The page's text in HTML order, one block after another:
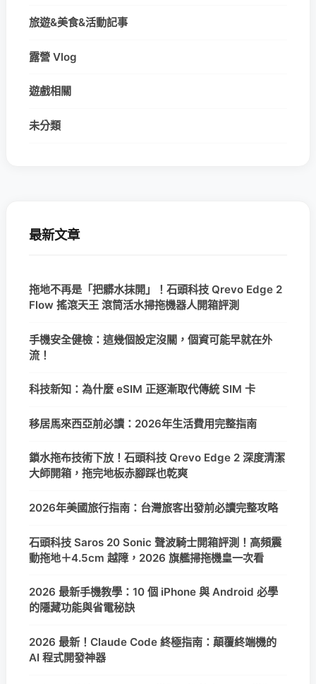
旅遊&美食&活動記事
露營 Vlog
遊戲相關
未分類
最新文章
拖地不再是「把髒水抹開」！石頭科技 Qrevo Edge 2
Flow 搖滾天王 滾筒活水掃拖機器人開箱評測
手機安全健檢：這幾個設定沒關，個資可能早就在外
流！
科技新知：為什麼 eSIM 正逐漸取代傳統 SIM 卡
移居馬來西亞前必讀：2026年生活費用完整指南
鎖水拖布技術下放！石頭科技 Qrevo Edge 2 深度清潔
大師開箱，拖完地板赤腳踩也乾爽
2026年美國旅行指南：台灣旅客出發前必讀完整攻略
石頭科技 Saros 20 Sonic 聲波騎士開箱評測！高頻震
動拖地＋4.5cm 越障，2026 旗艦掃拖機皇一次看
2026 最新手機教學：10 個 iPhone 與 Android 必學
的隱藏功能與省電秘訣
2026 最新！Claude Code 終極指南：顛覆終端機的
AI 程式開發神器